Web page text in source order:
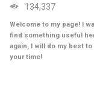
134,337
Welcome to my page! I
find something useful
again, I will do my best
your time!